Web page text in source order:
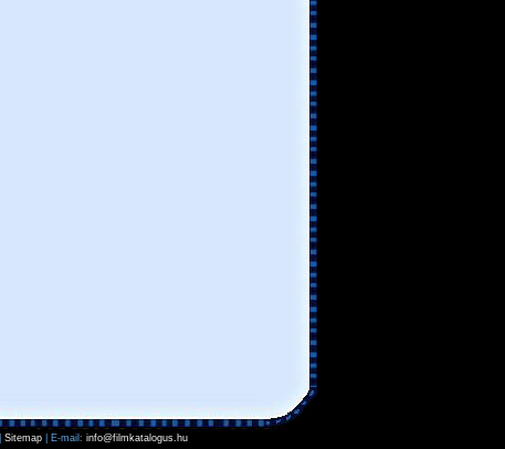
Sitemap| E-mail: info@filmkatalogus.hu